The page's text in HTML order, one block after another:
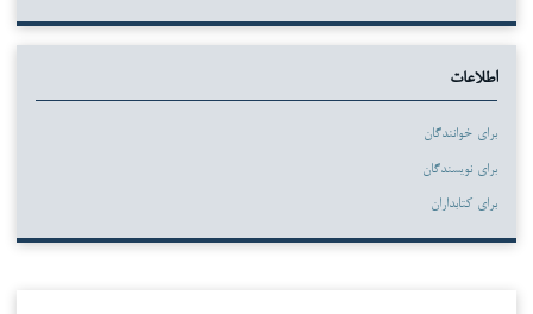
اطلاعات
برای خوانندگان
برای نویسندگان
برای کتابداران